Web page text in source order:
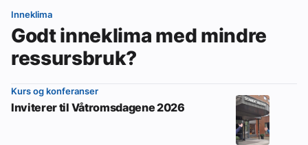
Inneklima
Godt inneklima med mindre
ressursbruk?
Kurs og konferanser
Inviterer til Våtromsdagene 2026